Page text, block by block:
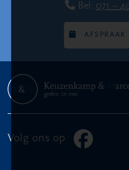
Bel: 071 –
AFSPRAAK
Volg ons op